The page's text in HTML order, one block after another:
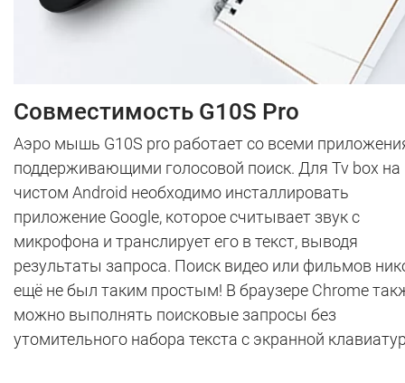
Совместимость G10S Pro
Аэро мышь G10S pro работает со всеми
поддерживающими голосовой поиск. Для Tv box на
чистом Android необходимо инсталлировать
приложение Google, которое считывает звук с
микрофона и транслирует его в текст, выводя
результаты запроса. Поиск видео или фильмов
ещё не был таким простым! В браузере Chrome
можно выполнять поисковые запросы без
утомительного набора текста с экранной